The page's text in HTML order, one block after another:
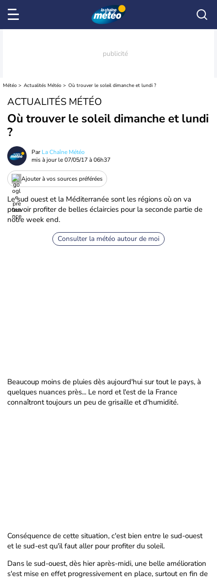
Météo Actualités Météo Où trouver le soleil dimanche et lundi ?
ACTUALITÉS MÉTÉO
Où trouver le soleil dimanche et lundi
?
ParLa Chaîne Météo
mis à jour le07/05/17 à 06h37
Ajouter à vos sources préférées
Le sud ouest et la Méditerranée sont les régions où on va
pouvoir profiter de belles éclaircies pour la seconde partie de
notre week end.
Consulter la météo autour de moi
Beaucoup moins de pluies dès aujourd'hui sur tout le pays, à
quelques nuances près... Le nord et l'est de la France
connaîtront toujours un peu de grisaille et d'humidité.
Conséquence de cette situation, c'est bien entre le sud-ouest
et le sud-est qu'il faut aller pour profiter du soleil.
Dans le sud-ouest, dès hier après-midi, une belle amélioration
s'est mise en effet progressivement en place, surtout en fin de